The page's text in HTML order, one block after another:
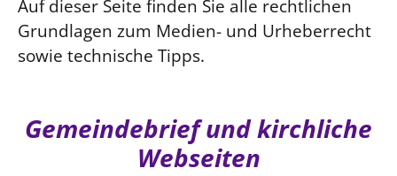
Auf dieser Seite finden Sie alle rechtlichen
Grundlagen zum Medien- und Urheberrecht
sowie technische Tipps.
Gemeindebrief und kirchliche
Webseiten
Datenschutz
Geschäftsstelle Landessynode
27. Landessynode